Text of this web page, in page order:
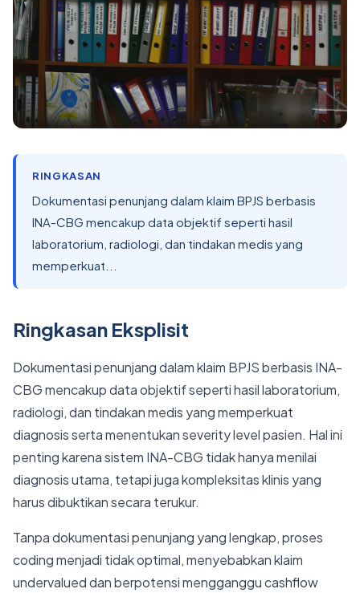
RINGKASAN
Dokumentasi penunjang dalam klaim BPJS berbasis
INA-CBG mencakup data objektif seperti hasil
laboratorium, radiologi, dan tindakan medis yang
memperkuat...
Ringkasan Eksplisit
Dokumentasi penunjang dalam klaim BPJS berbasis INA-
CBG mencakup data objektif seperti hasil laboratorium,
radiologi, dan tindakan medis yang memperkuat
diagnosis serta menentukan severity level pasien. Hal ini
penting karena sistem INA-CBG tidak hanya menilai
diagnosis utama, tetapi juga kompleksitas klinis yang
harus dibuktikan secara terukur.
Tanpa dokumentasi penunjang yang lengkap, proses
coding menjadi tidak optimal, menyebabkan klaim
undervalued dan berpotensi mengganggu cashflow